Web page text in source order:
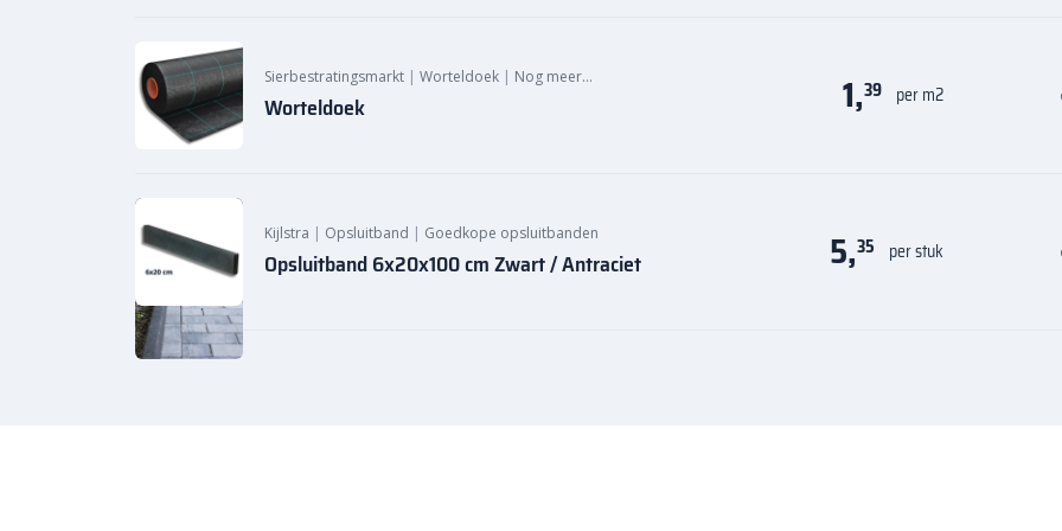
Sierbestratingsmarkt | Worteldoek | Nog meer…
Worteldoek 1,39 per m2
Kijlstra | Opsluitband | Goedkope opsluitbanden
Opsluitband 6x20x100 cm Zwart / Antraciet 5,35 per stuk